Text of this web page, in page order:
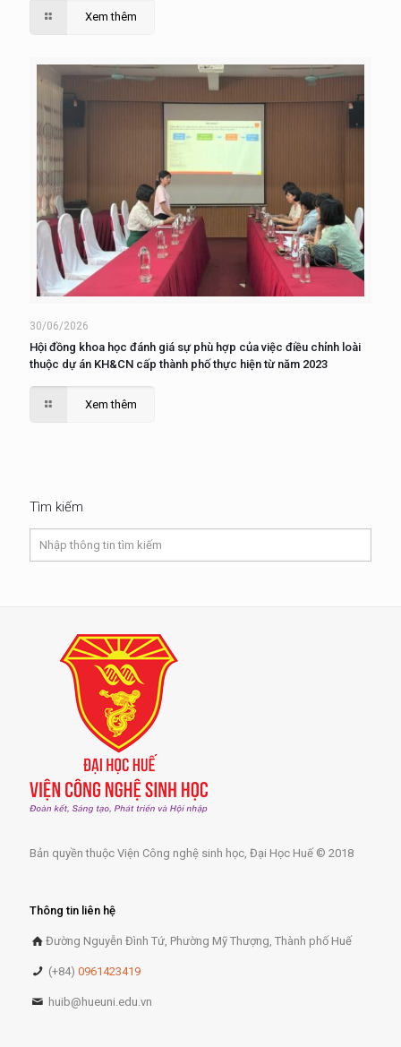
Xem thêm
30/06/2026
Hội đồng khoa học đánh giá sự phù hợp của việc điều chỉnh loài
thuộc dự án KH&CN cấp thành phố thực hiện từ năm 2023
Xem thêm
Tìm kiếm
Bản quyền thuộc Viện Công nghệ sinh học, Đại Học Huế © 2018
Thông tin liên hệ
Đường Nguyễn Đình Tứ, Phường Mỹ Thượng, Thành phố Huế
(+84)0961423419
huib@hueuni.edu.vn